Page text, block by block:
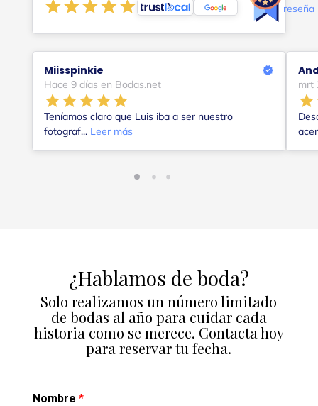
reseña
Miisspinkie
Hace 9 días en Bodas.net
Teníamos claro que Luis iba a ser nuestro
fotograf... Leer más
mrt
¿Hablamos de boda?
Solo realizamos un número limitado
de bodas al año para cuidar cada
historia como se merece. Contacta hoy
para reservar tu fecha.
Nombre *